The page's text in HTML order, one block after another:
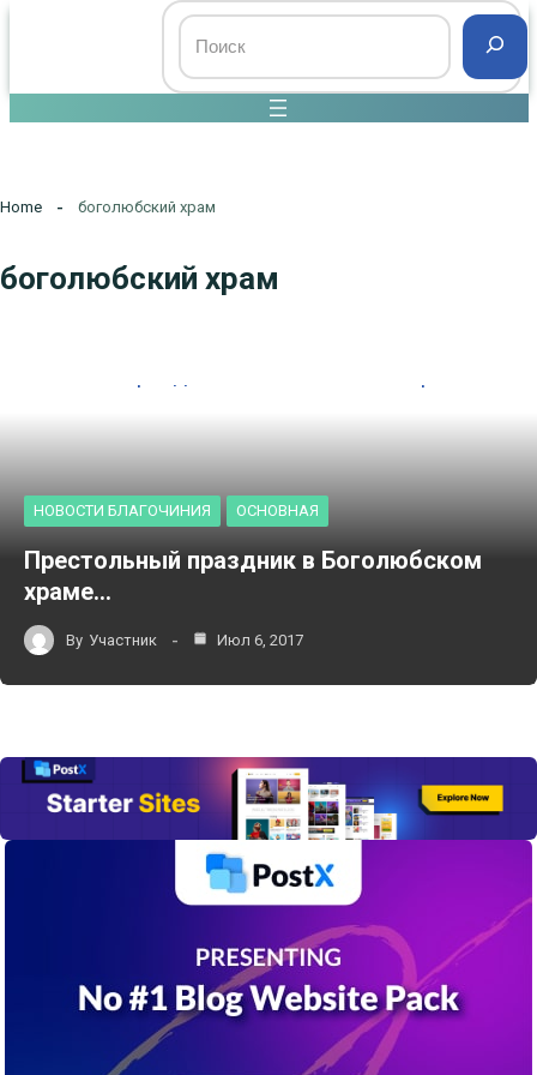
Home боголюбский храм
боголюбский храм
НОВОСТИ БЛАГОЧИНИЯ ОСНОВНАЯ
Престольный праздник в Боголюбском
храме…
By Участник Июл 6, 2017